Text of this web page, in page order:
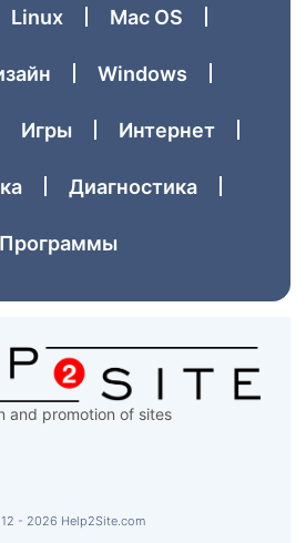
Linux Mac OS
Windows
Игры Интернет
Диагностика
Программы
and promotion of sites
- 2026 Help2Site.com